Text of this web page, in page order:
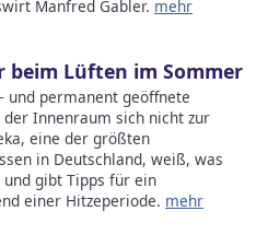
Manfred Gabler. mehr
Lüften im Sommer
und permanent geöffnete
der Innenraum sich nicht zur
eine der größten
in Deutschland, weiß, was
gibt Tipps für ein
einer Hitzeperiode. mehr